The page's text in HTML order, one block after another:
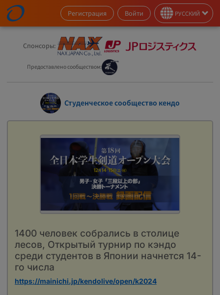
Регистрация Войти РУССКИЙ
Спонсоры:
Предоставлено сообществом:
Студенческое сообщество кендо
1400 человек собрались в столице
лесов, Открытый турнир по кэндо
среди студентов в Японии начнется 14-
го числа
https://mainichi.jp/kendolive/open/k2024